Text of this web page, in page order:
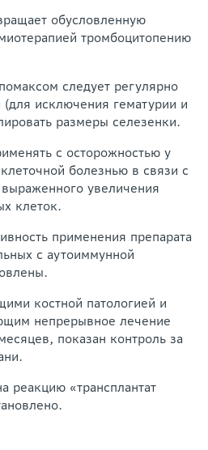
обусловленную
тромбоцитопению
следует регулярно
(для исключения гематурии и
размеры селезенки.
с осторожностью у
болезнью в связи с
увеличения
клеток.
применения препарата
с аутоиммунной
костной патологией и
непрерывное лечение
показан контроль за
реакцию «трансплантат